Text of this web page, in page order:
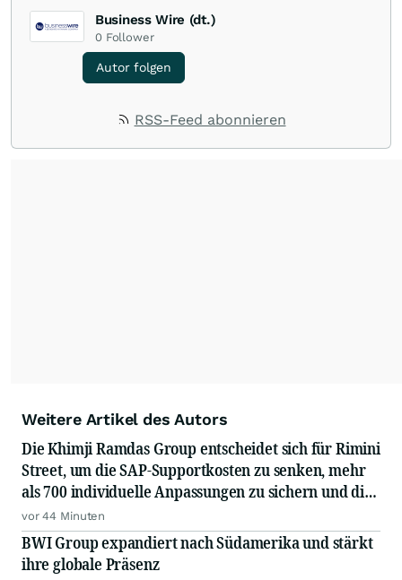
Business Wire (dt.)
0 Follower
Autor folgen
RSS-Feed abonnieren
Weitere Artikel des Autors
Die Khimji Ramdas Group entscheidet sich für Rimini
Street, um die SAP-Supportkosten zu senken, mehr
als 700 individuelle Anpassungen zu sichern und die
Einsparungen in Innovationen zu reinvestieren
vor 44 Minuten
BWI Group expandiert nach Südamerika und stärkt
ihre globale Präsenz